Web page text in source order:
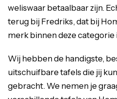
weliswaar betaalbaar zijn.
terug bij Fredriks, dat bij
merk binnen deze categorie
Wij hebben de handigste,
uitschuifbare tafels die jij
gebracht. We nemen je